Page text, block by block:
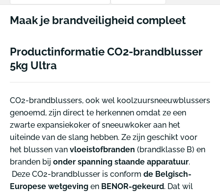
Maak je brandveiligheid compleet
Productinformatie CO2-brandblusser
5kg Ultra
CO2-brandblussers, ook wel koolzuursneeuwblussers
genoemd, zijn direct te herkennen omdat ze een
zwarte expansiekoker of sneeuwkoker aan het
uiteinde van de slang hebben. Ze zijn geschikt voor
het blussen van vloeistofbranden (brandklasse B) en
branden bij onder spanning staande apparatuur.
Deze CO2-brandblusser is conform de Belgisch-
Europese wetgeving en BENOR-gekeurd. Dat wil